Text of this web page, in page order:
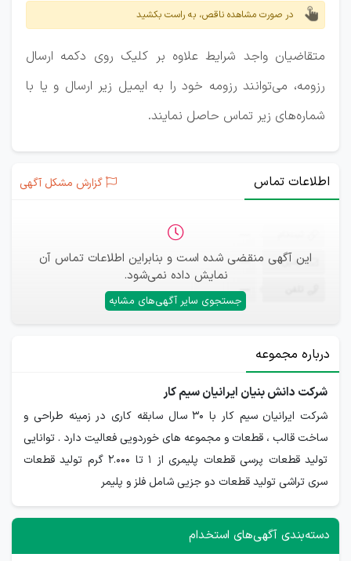
در صورت مشاهده ناقص، به راست بکشید
متقاضیان واجد شرایط علاوه بر کلیک روی دکمه ارسال
رزومه، می‌توانند رزومه خود را به ایمیل زیر ارسال و یا با
شماره‌های زیر تماس حاصل نمایند.
اطلاعات تماس گزارش مشکل آگهی
این آگهی منقضی شده است و بنابراین اطلاعات تماس آن
نمایش داده نمی‌شود.
جستجوی سایر آگهی‌های مشابه
ایمیل —
—
درباره مجموعه
شرکت دانش بنیان ایرانیان سیم کار
شرکت ایرانیان سیم کار با 30 سال سابقه کاری در زمینه طراحی و
ساخت قالب ، قطعات و مجموعه های خوردویی فعالیت دارد . توانایی
تولید قطعات پرسی قطعات پلیمری از 1 تا 2.000 گرم تولید قطعات
سری تراشی تولید قطعات دو جزیی شامل فلز و پلیمر
دسته‌بندی آگهی‌های استخدام